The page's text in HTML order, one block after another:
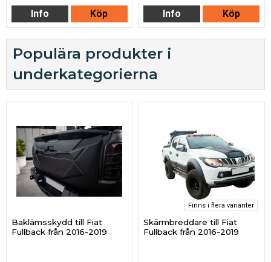
Info Köp
Info
Köp
Populära produkter i
underkategorierna
Baklämsskydd till Fiat
Fullback från 2016-2019
Finns i flera varianter
Skärmbreddare till Fiat
Fullback från 2016-2019